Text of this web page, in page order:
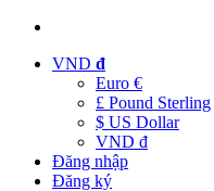
VND đ
Euro €
£ Pound Sterling
$ US Dollar
VND đ
Đăng nhập
Đăng ký